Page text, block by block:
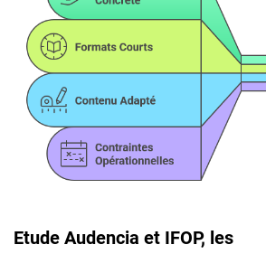
Etude Audencia et IFOP, les